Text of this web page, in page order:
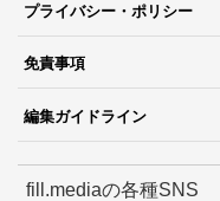
プライバシー・ポリシー
免責事項
編集ガイドライン
fill.mediaの各種SNS